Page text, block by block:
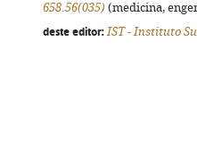
658.56(035) (medicina,
deste editor: IST - Instituto